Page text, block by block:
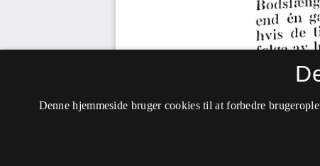
Denne hjemmeside bruger cookies til at forbedre